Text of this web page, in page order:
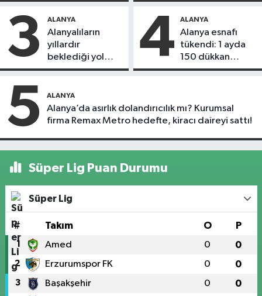
3 ALANYA
Alanyalıların
yıllardır
beklediği yol
askıdan döndü
4 ALANYA
Alanya esnafı
tükendi: 1 ayda
150 dükkan
kapandı
5 ALANYA
Alanya’da asırlık dolandırıcılık mı? Kurumsal
firma Remax Metro hedefte, kiracı daireyi sattı!
Süper Lig Puan Durumu
Süper Lig
# Takım O P
1 Amed 0 0
2 Erzurumspor FK 0 0
3 Başakşehir 0 0